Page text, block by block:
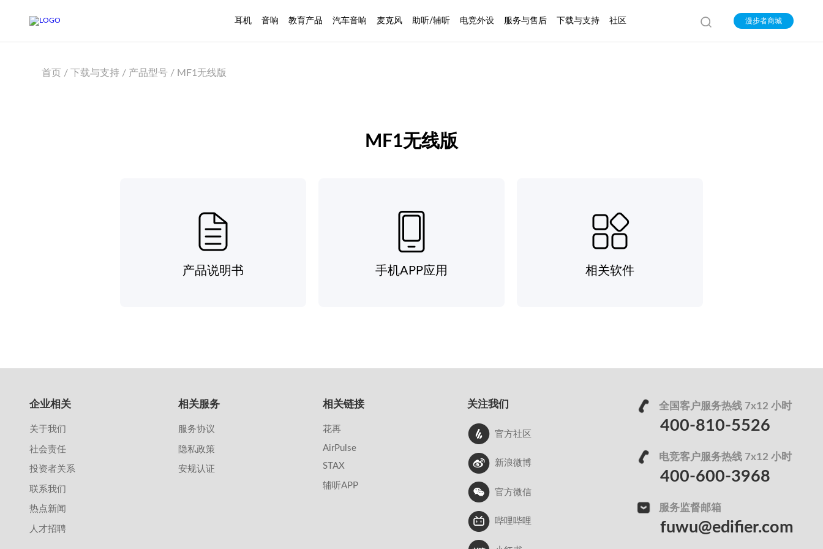
耳机 音响 教育产品 汽车音响 麦克风 助听/辅听 电竞外设 服务与售后 下载与支持 社区 漫步者商城
首页 / 下载与支持 / 产品型号 / MF1无线版
MF1无线版
产品说明书 手机APP应用 相关软件
企业相关
关于我们
社会责任
投资者关系
联系我们
热点新闻
人才招聘
相关服务
服务协议
隐私政策
安规认证
相关链接
花再
AirPulse
STAX
辅听APP
关注我们
官方社区
新浪微博
官方微信
哔哩哔哩
全国客户服务热线 7x12 小时
400-810-5526
电竞客户服务热线 7x12 小时
400-600-3968
服务监督邮箱
fuwu@edifier.com